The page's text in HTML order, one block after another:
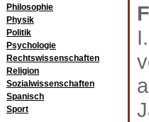
Philosophie
Physik
Politik
Psychologie
Rechtswissenschaften
Religion
Sozialwissenschaften
Spanisch
Sport